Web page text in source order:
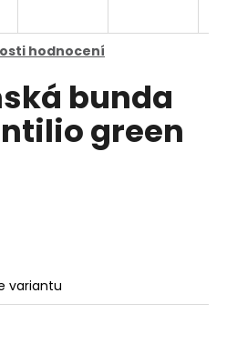
hodnocení
bunda
green
variantu